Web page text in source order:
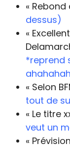
« Rebond
dessus)
«
*reprend
« Selon
tout de
« Le titre
veut un
«